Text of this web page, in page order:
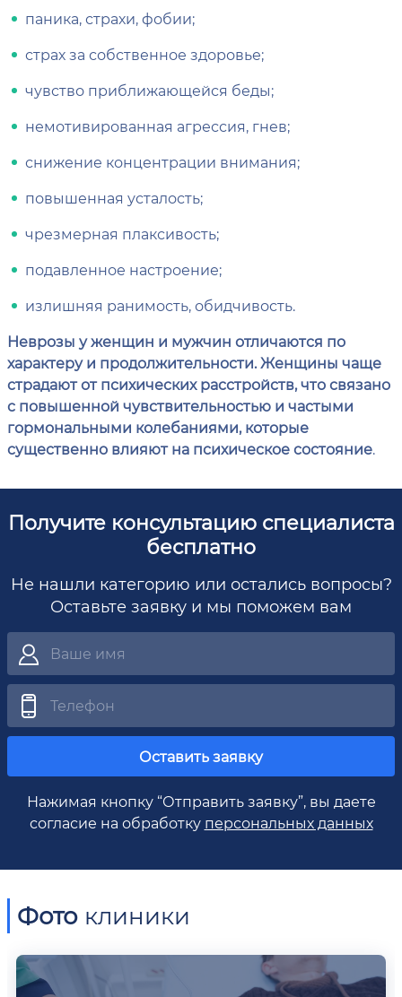
паника, страхи, фобии;
страх за собственное здоровье;
чувство приближающейся беды;
немотивированная агрессия, гнев;
снижение концентрации внимания;
повышенная усталость;
чрезмерная плаксивость;
подавленное настроение;
излишняя ранимость, обидчивость.
Неврозы у женщин и мужчин отличаются по
характеру и продолжительности. Женщины чаще
страдают от психических расстройств, что связано
с повышенной чувствительностью и частыми
гормональными колебаниями, которые
существенно влияют на психическое состояние.
Получите консультацию специалиста
бесплатно
Не нашли категорию или остались вопросы?
Оставьте заявку и мы поможем вам
Оставить заявку
Нажимая кнопку “Отправить заявку”, вы даете
согласие на обработку персональных данных
Фото клиники